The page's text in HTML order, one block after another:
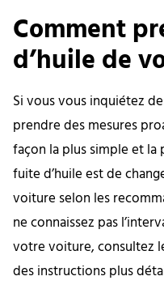
Comment
d’huile de
Si vous vous inquiétez
prendre des mesures
façon la plus simple et la
fuite d’huile est de
voiture selon les
ne connaissez pas
votre voiture, consultez
des instructions plus